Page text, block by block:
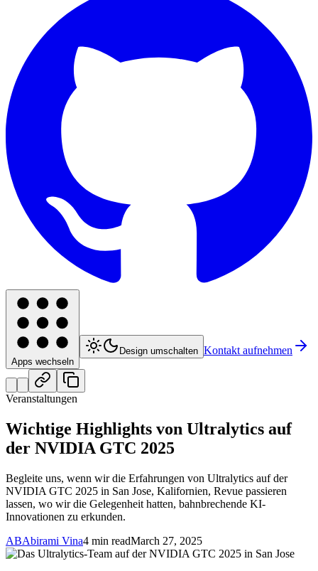
Apps wechseln
Design umschalten Kontakt aufnehmen
Veranstaltungen
Wichtige Highlights von Ultralytics auf
der NVIDIA GTC 2025
Begleite uns, wenn wir die Erfahrungen von Ultralytics auf der
NVIDIA GTC 2025 in San Jose, Kalifornien, Revue passieren
lassen, wo wir die Gelegenheit hatten, bahnbrechende KI-
Innovationen zu erkunden.
ABAbirami Vina4 min readMarch 27, 2025